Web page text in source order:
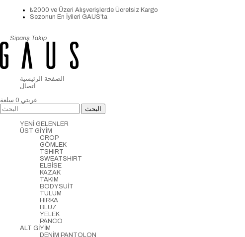
₺2000 ve Üzeri Alışverişlerde Ücretsiz Kargo
Sezonun En İyileri GAUS'ta
Sipariş Takip
الصفحة الرئيسية
اتصال
عربتي 0 سلعة
YENİ GELENLER
ÜST GİYİM
CROP
GÖMLEK
TSHIRT
SWEATSHIRT
ELBİSE
KAZAK
TAKIM
BODYSUİT
TULUM
HIRKA
BLUZ
YELEK
PANCO
ALT GİYİM
DENİM PANTOLON